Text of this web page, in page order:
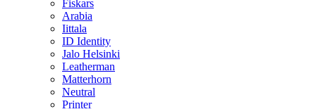
Fiskars
Arabia
Iittala
ID Identity
Jalo Helsinki
Leatherman
Matterhorn
Neutral
Printer